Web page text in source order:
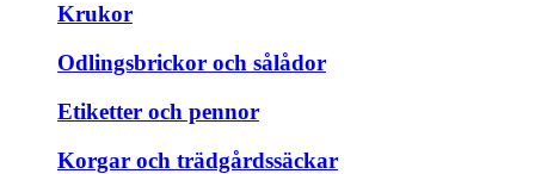
Krukor
Odlingsbrickor och sålådor
Etiketter och pennor
Korgar och trädgårdssäckar